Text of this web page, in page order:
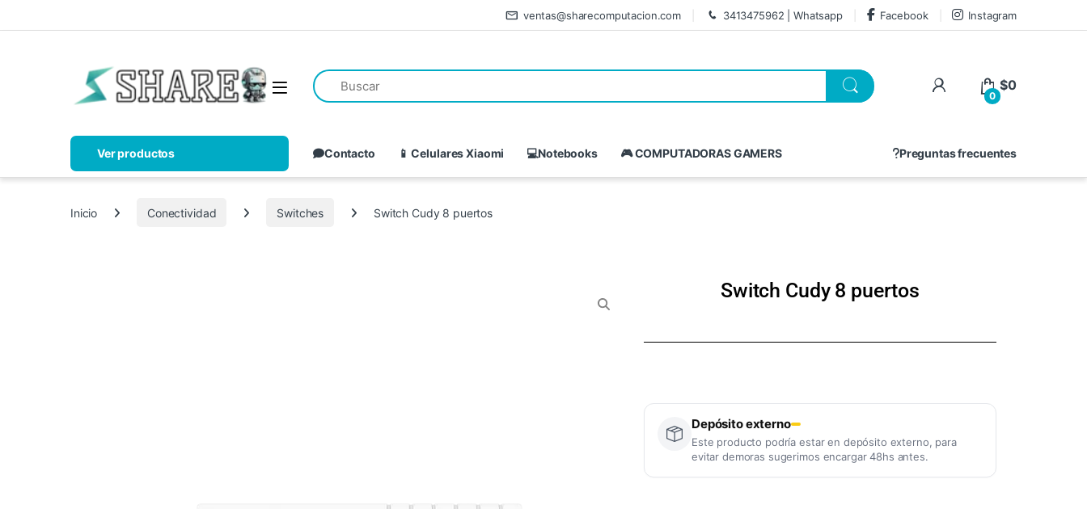
ventas@sharecomputacion.com 3413475962 | Whatsapp Facebook Instagram
0
$0
Ver productos Contacto Preguntas frecuentes
📱 Celulares Xiaomi 💻Notebooks 🎮 COMPUTADORAS GAMERS
Inicio Conectividad Switches Switch Cudy 8 puertos
Switch Cudy 8 puertos
Depósito externo
Este producto podría estar en depósito externo, para
evitar demoras sugerimos encargar 48hs antes.